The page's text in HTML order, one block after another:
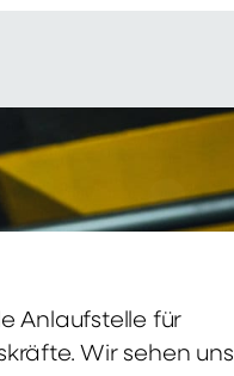
Anlaufstelle für
Wir sehen uns